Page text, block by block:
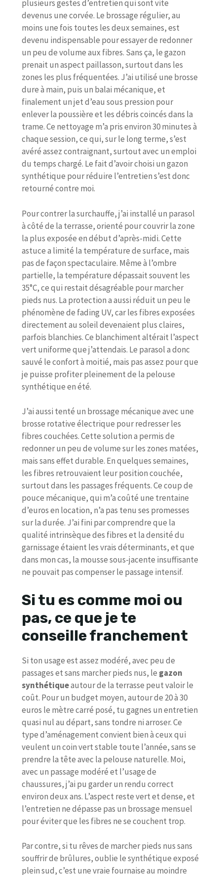
plusieurs gestes d’entretien qui sont vite
devenus une corvée. Le brossage régulier, au
moins une fois toutes les deux semaines, est
devenu indispensable pour essayer de redonner
un peu de volume aux fibres. Sans ça, le gazon
prenait un aspect paillasson, surtout dans les
zones les plus fréquentées. J’ai utilisé une brosse
dure à main, puis un balai mécanique, et
finalement un jet d’eau sous pression pour
enlever la poussière et les débris coincés dans la
trame. Ce nettoyage m’a pris environ 30 minutes à
chaque session, ce qui, sur le long terme, s’est
avéré assez contraignant, surtout avec un emploi
du temps chargé. Le fait d’avoir choisi un gazon
synthétique pour réduire l’entretien s’est donc
retourné contre moi.
Pour contrer la surchauffe, j’ai installé un parasol
à côté de la terrasse, orienté pour couvrir la zone
la plus exposée en début d’après-midi. Cette
astuce a limité la température de surface, mais
pas de façon spectaculaire. Même à l’ombre
partielle, la température dépassait souvent les
35°C, ce qui restait désagréable pour marcher
pieds nus. La protection a aussi réduit un peu le
phénomène de fading UV, car les fibres exposées
directement au soleil devenaient plus claires,
parfois blanchies. Ce blanchiment altérait l’aspect
vert uniforme que j’attendais. Le parasol a donc
sauvé le confort à moitié, mais pas assez pour que
je puisse profiter pleinement de la pelouse
synthétique en été.
J’ai aussi tenté un brossage mécanique avec une
brosse rotative électrique pour redresser les
fibres couchées. Cette solution a permis de
redonner un peu de volume sur les zones matées,
mais sans effet durable. En quelques semaines,
les fibres retrouvaient leur position couchée,
surtout dans les passages fréquents. Ce coup de
pouce mécanique, qui m’a coûté une trentaine
d’euros en location, n’a pas tenu ses promesses
sur la durée. J’ai fini par comprendre que la
qualité intrinsèque des fibres et la densité du
garnissage étaient les vrais déterminants, et que
dans mon cas, la mousse sous-jacente insuffisante
ne pouvait pas compenser le passage intensif.
Si tu es comme moi ou
pas, ce que je te
conseille franchement
Si ton usage est assez modéré, avec peu de
passages et sans marcher pieds nus, le gazon
synthétiqueautour de la terrasse peut valoir le
coût. Pour un budget moyen, autour de 20 à 30
euros le mètre carré posé, tu gagnes un entretien
quasi nul au départ, sans tondre ni arroser. Ce
type d’aménagement convient bien à ceux qui
veulent un coin vert stable toute l’année, sans se
prendre la tête avec la pelouse naturelle. Moi,
avec un passage modéré et l’usage de
chaussures, j’ai pu garder un rendu correct
environ deux ans. L’aspect reste vert et dense, et
l’entretien ne dépasse pas un brossage mensuel
pour éviter que les fibres ne se couchent trop.
Par contre, si tu rêves de marcher pieds nus sans
souffrir de brûlures, oublie le synthétique exposé
plein sud, c’est une vraie fournaise au moindre